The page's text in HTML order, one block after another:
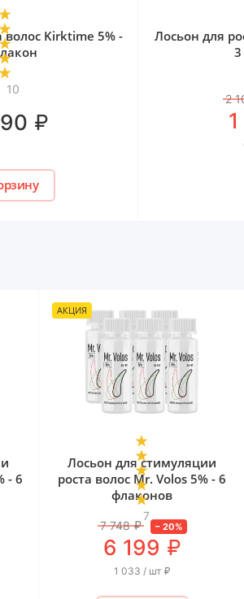
10
волос Kirktime 5% -
₽
Лосьон для
2
- 6
АКЦИЯ
7
Лосьон для стимуляции
роста волос Mr. Volos 5% - 6
флаконов
7 748 ₽ – 20%
6 199 ₽
1 033 / шт ₽